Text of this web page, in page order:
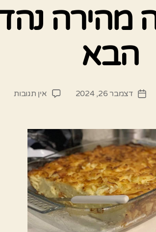
מהירה
הבא
תאריךדצמבר 26, 2024 אין תגובותעל